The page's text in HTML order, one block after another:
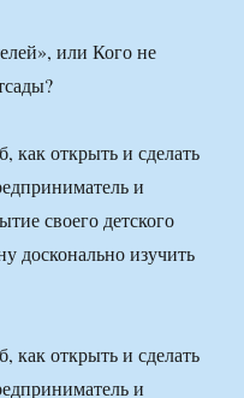
как открыть и сделать
и
своего детского
досконально изучить
как открыть и сделать
и